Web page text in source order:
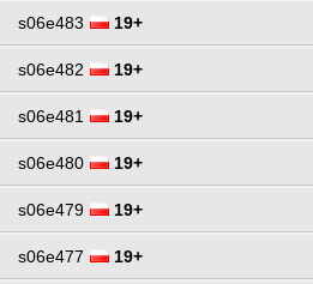
s06e483 19+
s06e482 19+
s06e481 19+
s06e480 19+
s06e479 19+
s06e477 19+